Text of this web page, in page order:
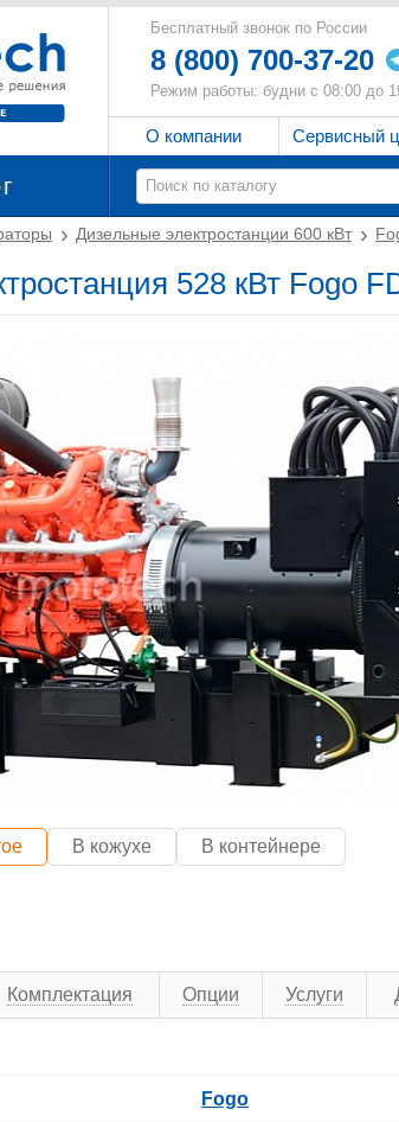
Бесплатный звонок по России
8 (800) 700-37-20
Режим работы: будни с 08:00 до
О компании Сервисный
Дизельные электростанции 600 кВт
528 кВт Fogo
В кожухе В контейнере
Комплектация Опции Услуги
Fogo